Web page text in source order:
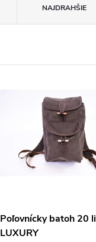
NAJDRAHŠIE
Poľovnícky batoh 20
LUXURY